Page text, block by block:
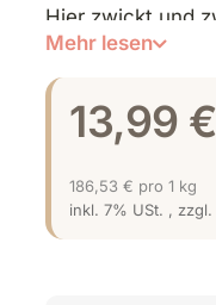
Hier zwickt und
Immunsystem
Deshalb hat
ausschließlich
Bedürfnisse
Mehr lesen
13,99 €
186,53 € pro 1 kg
inkl. 7% USt. ,